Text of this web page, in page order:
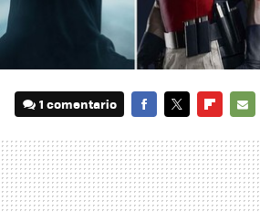
1 comentario
MAIL